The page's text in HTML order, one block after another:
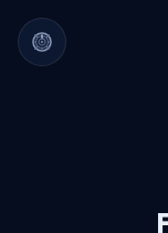
Arquivo Cultural
séries guardados
migrar para